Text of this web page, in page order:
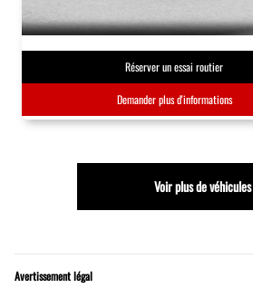
Réserver un essai routier
Demander plus d'informations
Voir plus de véhicules
Avertissement légal